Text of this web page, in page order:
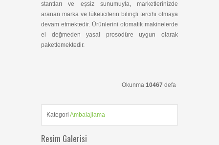
stantları ve eşsiz sunumuyla, marketlerinizde
aranan marka ve tüketicilerin bilinçli tercihi olmaya
devam etmektedir. Ürünlerini otomatik makinelerde
el değmeden yasal prosodüre uygun olarak
paketlemektedir.
Okunma 10467 defa
Kategori Ambalajlama
Resim Galerisi